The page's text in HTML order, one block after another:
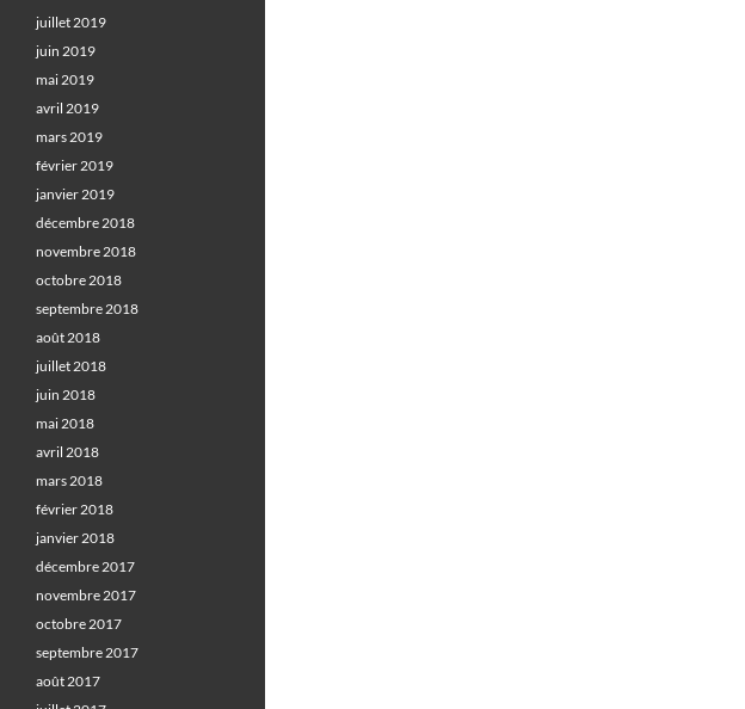
juillet 2019
juin 2019
mai 2019
avril 2019
mars 2019
février 2019
janvier 2019
décembre 2018
novembre 2018
octobre 2018
septembre 2018
août 2018
juillet 2018
juin 2018
mai 2018
avril 2018
mars 2018
février 2018
janvier 2018
décembre 2017
novembre 2017
octobre 2017
septembre 2017
août 2017